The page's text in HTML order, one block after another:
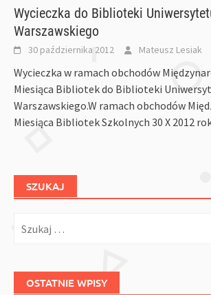
Wycieczka do Biblioteki
Warszawskiego
30 października 2012 Mateusz Lesiak
Wycieczka w ramach obchodów
Miesiąca Bibliotek do Biblioteki
Warszawskiego.W ramach obchodów
Miesiąca Bibliotek Szkolnych 30 X 2012
SZUKAJ
OSTATNIE WPISY